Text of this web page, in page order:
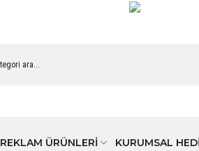
REKLAM ÜRÜNLERİ KURUMSAL